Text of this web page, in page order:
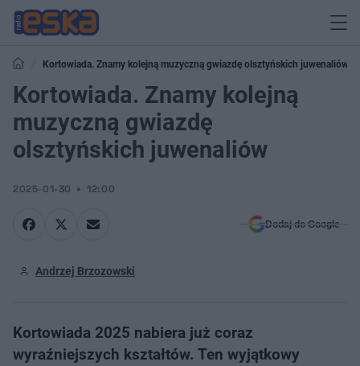
Kortowiada. Znamy kolejną muzyczną gwiazdę olsztyńskich juwenaliów
Kortowiada. Znamy kolejną
muzyczną gwiazdę
olsztyńskich juwenaliów
2025-01-30 12:00
Dodaj do Google
Andrzej Brzozowski
Kortowiada 2025 nabiera już coraz
wyraźniejszych kształtów. Ten wyjątkowy